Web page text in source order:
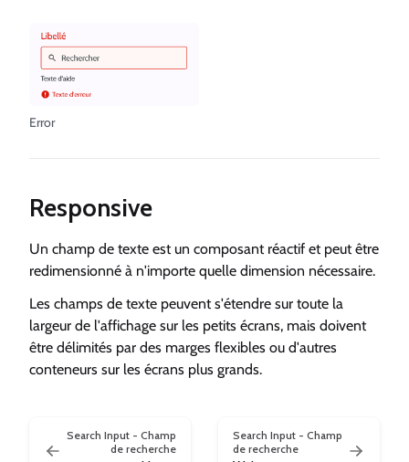
Error
Responsive
Un champ de texte est un composant réactif et peut être
redimensionné à n'importe quelle dimension nécessaire.
Les champs de texte peuvent s'étendre sur toute la
largeur de l'affichage sur les petits écrans, mais doivent
être délimités par des marges flexibles ou d'autres
conteneurs sur les écrans plus grands.
Search Input - Champ
de recherche
Search Input - Champ
de recherche